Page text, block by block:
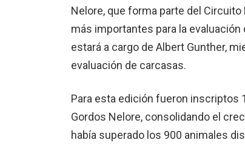
Nelore, que forma parte del
más importantes para la
estará a cargo de Albert Gunther,
evaluación de carcasas.
Para esta edición fueron inscriptos
Gordos Nelore, consolidando el
había superado los 900 animales